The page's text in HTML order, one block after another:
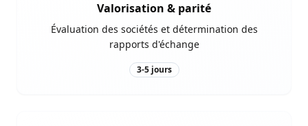
Valorisation & parité
Évaluation des sociétés et détermination des
rapports d'échange
3-5 jours